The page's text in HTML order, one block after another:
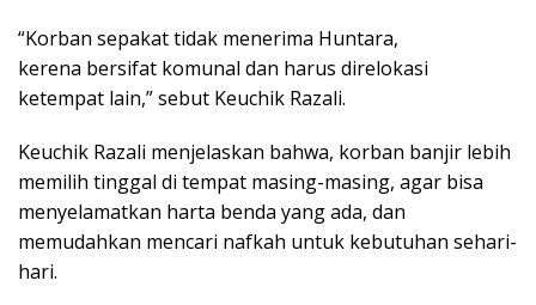
“Korban sepakat tidak menerima Huntara,
kerena bersifat komunal dan harus direlokasi
ketempat lain,” sebut Keuchik Razali.
Keuchik Razali menjelaskan bahwa, korban banjir lebih
memilih tinggal di tempat masing-masing, agar bisa
menyelamatkan harta benda yang ada, dan
memudahkan mencari nafkah untuk kebutuhan sehari-
hari.